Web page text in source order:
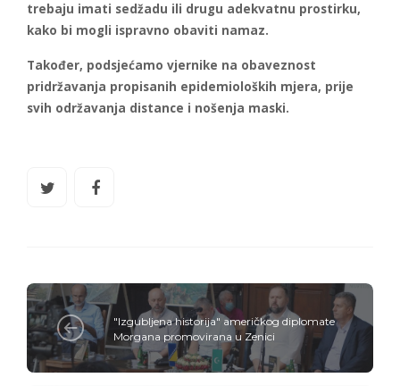
trebaju imati sedžadu ili drugu adekvatnu prostirku,
kako bi mogli ispravno obaviti namaz.
Također, podsjećamo vjernike na obaveznost
pridržavanja propisanih epidemioloških mjera, prije
svih održavanja distance i nošenja maski.
"Izgubljena historija" američkog diplomate
Morgana promovirana u Zenici